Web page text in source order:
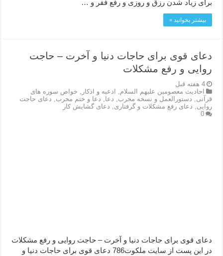
برای زیاد شدن رزق و روزی و رفع فقر و …
بیشتر بخوانید »
دعای قوی برای حاجات دنیا و آخرت – حاجت
روایی و رفع مشکلات
4 هفته قبل
احاديث معصومين عليهم السلام, ادعيه و اذكار , خواص سوره های
قرآنی, دستورالعمل و نسخه مجرب, دعا, دعا و ختم مجرب, دعای حاجت
روایی, دعای رفع مشکلات و گرفتاری, دعای گشایش کار
0
دعای قوی برای حاجات دنیا و آخرت – حاجت روایی و رفع مشکلات
در این پست از سایت ملکوت786 دعای قوی برای حاجات دنیا و